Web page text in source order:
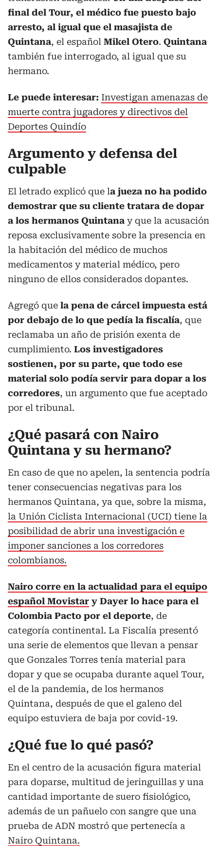
final del Tour, el médico fue puesto bajo
arresto, al igual que el masajista de
Quintana, el español Mikel Otero. Quintana
también fue interrogado, al igual que su
hermano.
Le puede interesar: Investigan amenazas de
muerte contra jugadores y directivos del
Deportes Quindío
Argumento y defensa del
culpable
El letrado explicó que la jueza no ha podido
demostrar que su cliente tratara de dopar
a los hermanos Quintana y que la acusación
reposa exclusivamente sobre la presencia en
la habitación del médico de muchos
medicamentos y material médico, pero
ninguno de ellos considerados dopantes.
Agregó que la pena de cárcel impuesta está
por debajo de lo que pedía la fiscalía, que
reclamaba un año de prisión exenta de
cumplimiento. Los investigadores
sostienen, por su parte, que todo ese
material solo podía servir para dopar a los
corredores, un argumento que fue aceptado
por el tribunal.
¿Qué pasará con Nairo
Quintana y su hermano?
En caso de que no apelen, la sentencia podría
tener consecuencias negativas para los
hermanos Quintana, ya que, sobre la misma,
la Unión Ciclista Internacional (UCI) tiene la
posibilidad de abrir una investigación e
imponer sanciones a los corredores
colombianos.
Nairo corre en la actualidad para el equipo
español Movistar y Dayer lo hace para el
Colombia Pacto por el deporte, de
categoría continental. La Fiscalía presentó
una serie de elementos que llevan a pensar
que Gonzales Torres tenía material para
dopar y que se ocupaba durante aquel Tour,
el de la pandemia, de los hermanos
Quintana, después de que el galeno del
equipo estuviera de baja por covid-19.
¿Qué fue lo qué pasó?
En el centro de la acusación figura material
para doparse, multitud de jeringuillas y una
cantidad importante de suero fisiológico,
además de un pañuelo con sangre que una
prueba de ADN mostró que pertenecía a
Nairo Quintana.